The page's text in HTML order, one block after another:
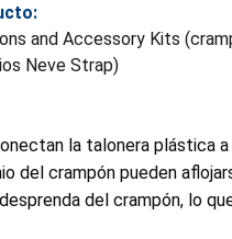
and Accessory Kits
Neve Strap)
la talonera plástica a
del crampón pueden
del crampón, lo